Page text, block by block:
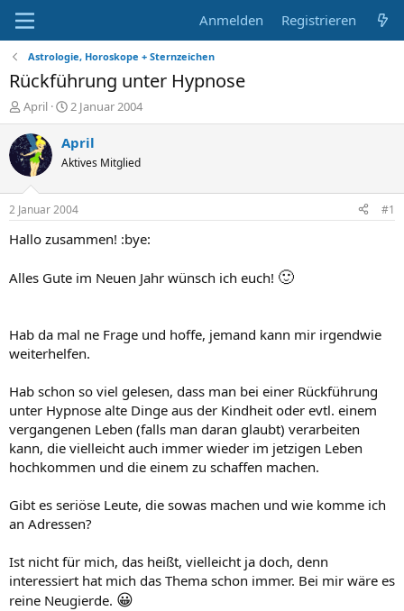
Anmelden Registrieren
Astrologie, Horoskope + Sternzeichen
Rückführung unter Hypnose
E
r
s
t
e
e
r
April
E
r
s
t
e
l
t
a
2 Januar 2004
April
Aktives Mitglied
2 Januar 2004 #1
Hallo zusammen! :bye:
Alles Gute im Neuen Jahr wünsch ich euch! 🙂
Hab da mal ne Frage und hoffe, jemand kann mir irgendwie
weiterhelfen.
Hab schon so viel gelesen, dass man bei einer Rückführung
unter Hypnose alte Dinge aus der Kindheit oder evtl. einem
vergangenen Leben (falls man daran glaubt) verarbeiten
kann, die vielleicht auch immer wieder im jetzigen Leben
hochkommen und die einem zu schaffen machen.
Gibt es seriöse Leute, die sowas machen und wie komme ich
an Adressen?
Ist nicht für mich, das heißt, vielleicht ja doch, denn
interessiert hat mich das Thema schon immer. Bei mir wäre es
reine Neugierde. 😀